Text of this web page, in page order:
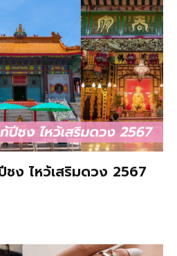
ง ไหว้เสริมดวง 2567